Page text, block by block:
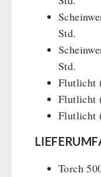
Std.
Std.
Flutlicht
Flutlicht
Flutlicht
Torch